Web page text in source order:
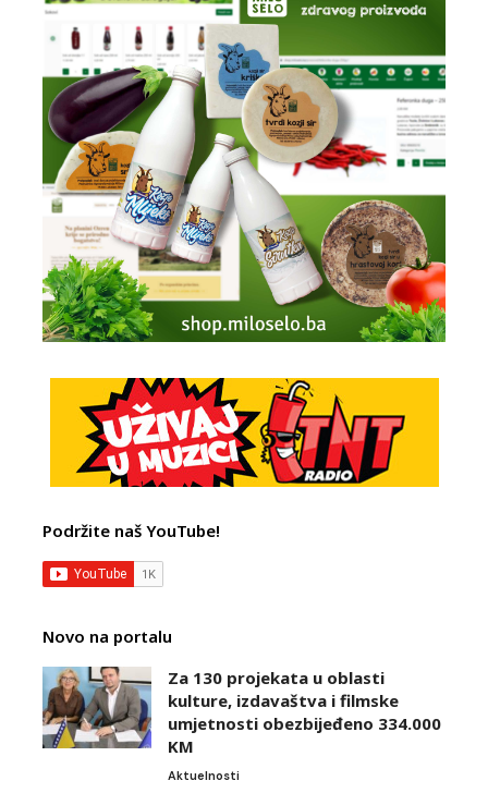
Podržite naš YouTube!
Novo na portalu
Za 130 projekata u oblasti
kulture, izdavaštva i filmske
umjetnosti obezbijeđeno 334.000
KM
Aktuelnosti